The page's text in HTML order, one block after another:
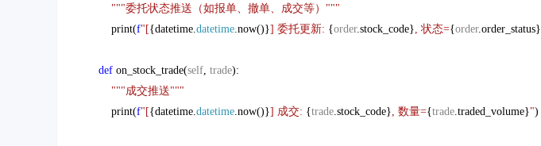
"""委托状态推送（如报单、撤单、成交等）"""
print(f"[{datetime.datetime.now()}] 委托更新: {order.stock_code}, 状态={order.order_status}
def on_stock_trade(self, trade):
"""成交推送"""
print(f"[{datetime.datetime.now()}] 成交: {trade.stock_code}, 数量={trade.traded_volume}")